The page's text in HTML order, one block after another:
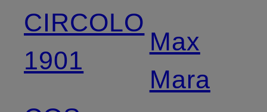
CIRCOLO
1901
Max
Mara